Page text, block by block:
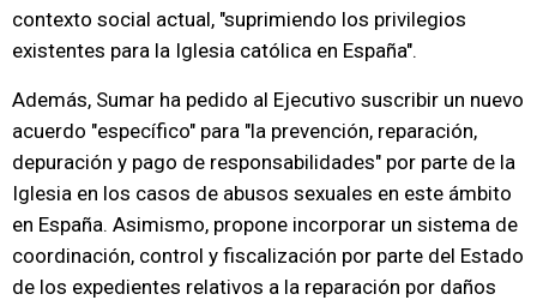
contexto social actual, "suprimiendo los privilegios
existentes para la Iglesia católica en España".
Además, Sumar ha pedido al Ejecutivo suscribir un nuevo
acuerdo "específico" para "la prevención, reparación,
depuración y pago de responsabilidades" por parte de la
Iglesia en los casos de abusos sexuales en este ámbito
en España. Asimismo, propone incorporar un sistema de
coordinación, control y fiscalización por parte del Estado
de los expedientes relativos a la reparación por daños